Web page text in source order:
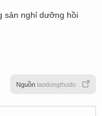
sản nghỉ dưỡng hồi
Nguồn laodongthudo